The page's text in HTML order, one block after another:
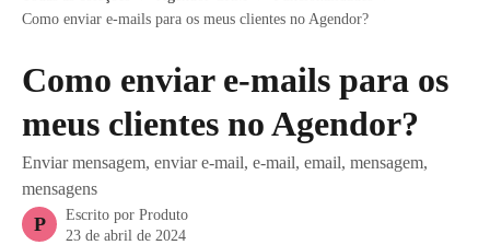
Como enviar e-mails para os meus clientes no Agendor?
Como enviar e-mails para os
meus clientes no Agendor?
Enviar mensagem, enviar e-mail, e-mail, email, mensagem,
mensagens
P Escrito por Produto
23 de abril de 2024